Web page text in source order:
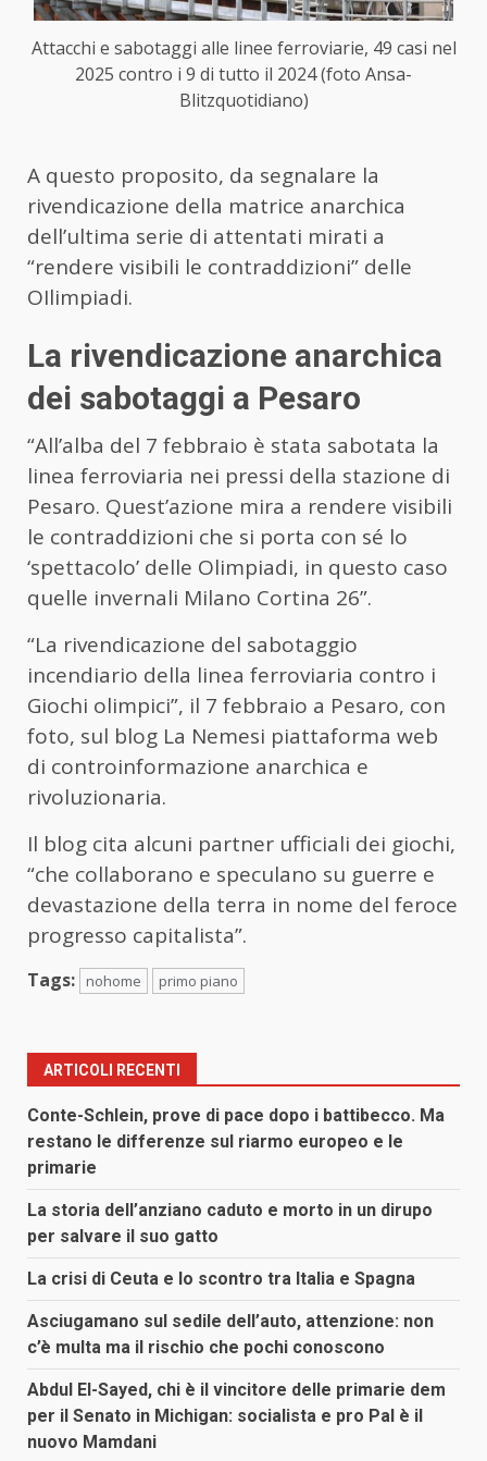
Attacchi e sabotaggi alle linee ferroviarie, 49 casi nel
2025 contro i 9 di tutto il 2024 (foto Ansa-
Blitzquotidiano)
A questo proposito, da segnalare la
rivendicazione della matrice anarchica
dell’ultima serie di attentati mirati a
“rendere visibili le contraddizioni” delle
OIlimpiadi.
La rivendicazione anarchica
dei sabotaggi a Pesaro
“All’alba del 7 febbraio è stata sabotata la
linea ferroviaria nei pressi della stazione di
Pesaro. Quest’azione mira a rendere visibili
le contraddizioni che si porta con sé lo
‘spettacolo’ delle Olimpiadi, in questo caso
quelle invernali Milano Cortina 26”.
“La rivendicazione del sabotaggio
incendiario della linea ferroviaria contro i
Giochi olimpici”, il 7 febbraio a Pesaro, con
foto, sul blog La Nemesi piattaforma web
di controinformazione anarchica e
rivoluzionaria.
Il blog cita alcuni partner ufficiali dei giochi,
“che collaborano e speculano su guerre e
devastazione della terra in nome del feroce
progresso capitalista”.
Tags: nohome primo piano
ARTICOLI RECENTI
Conte-Schlein, prove di pace dopo i battibecco. Ma
restano le differenze sul riarmo europeo e le
primarie
La storia dell’anziano caduto e morto in un dirupo
per salvare il suo gatto
La crisi di Ceuta e lo scontro tra Italia e Spagna
Asciugamano sul sedile dell’auto, attenzione: non
c’è multa ma il rischio che pochi conoscono
Abdul El-Sayed, chi è il vincitore delle primarie dem
per il Senato in Michigan: socialista e pro Pal è il
nuovo Mamdani